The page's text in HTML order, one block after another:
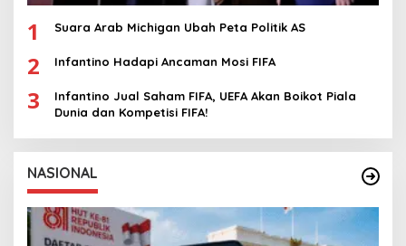
1 Suara Arab Michigan Ubah Peta Politik AS
2 Infantino Hadapi Ancaman Mosi FIFA
3
Infantino Jual Saham FIFA, UEFA Akan Boikot Piala
Dunia dan Kompetisi FIFA!
NASIONAL